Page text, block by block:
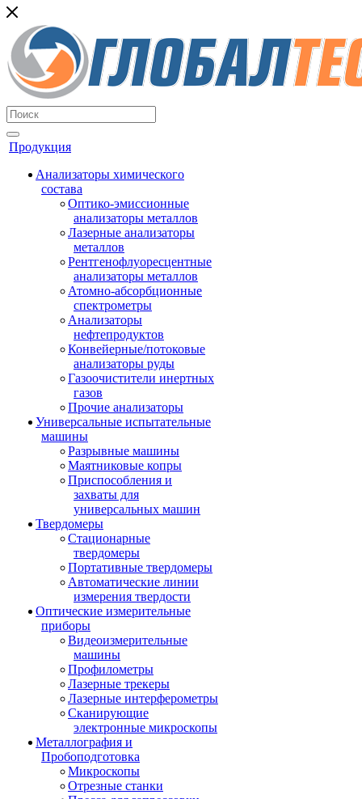
Продукция
Анализаторы химического
состава
Оптико-эмиссионные
анализаторы металлов
Лазерные анализаторы
металлов
Рентгенофлуоресцентные
анализаторы металлов
Атомно-абсорбционные
спектрометры
Анализаторы
нефтепродуктов
Конвейерные/потоковые
анализаторы руды
Газоочистители инертных
газов
Прочие анализаторы
Универсальные испытательные
машины
Разрывные машины
Маятниковые копры
Приспособления и
захваты для
универсальных машин
Твердомеры
Стационарные
твердомеры
Портативные твердомеры
Автоматические линии
измерения твердости
Оптические измерительные
приборы
Видеоизмерительные
машины
Профилометры
Лазерные трекеры
Лазерные интерферометры
Сканирующие
электронные микроскопы
Металлография и
Пробоподготовка
Микроскопы
Отрезные станки